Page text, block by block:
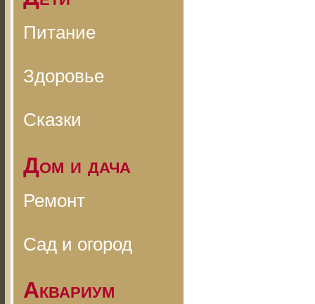
Питание
Здоровье
Сказки
Дом и дача
Ремонт
Сад и огород
Аквариум